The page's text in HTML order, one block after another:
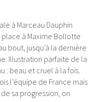
à Marceau Dauphin
place à Maxime Bollotte
bout, jusqu’à la dernière
Illustration parfaite de la
: beau et cruel à la fois.
l’équipe de France mais
sa progression, on